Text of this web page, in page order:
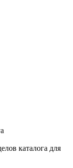
каталога для